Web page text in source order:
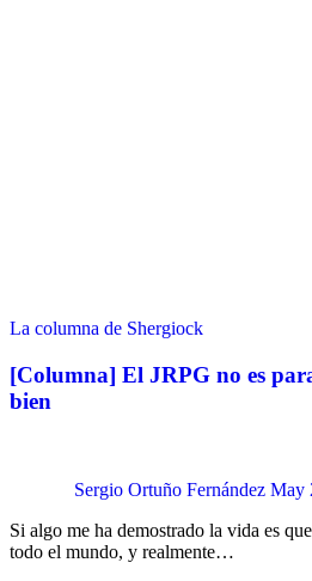
La columna de Shergiock
[Columna] El JRPG no es
bien
Sergio Ortuño Fernández May
Si algo me ha demostrado la vida es
todo el mundo, y realmente…